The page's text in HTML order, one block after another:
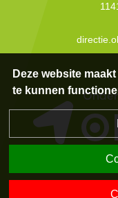
Deze website
te kunnen